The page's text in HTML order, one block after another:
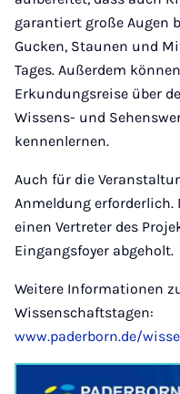
garantiert große Augen
Gucken, Staunen und
Tages. Außerdem
Erkundungsreise über
Wissens- und
kennenlernen.
Auch für die
Anmeldung erforderlich.
einen Vertreter des
Eingangsfoyer abgeholt.
Weitere Informationen
Wissenschaftstagen:
www.paderborn.de/